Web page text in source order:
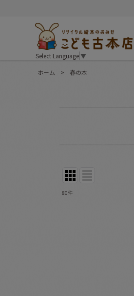
Select Language▼
ホーム > 春の本
80件